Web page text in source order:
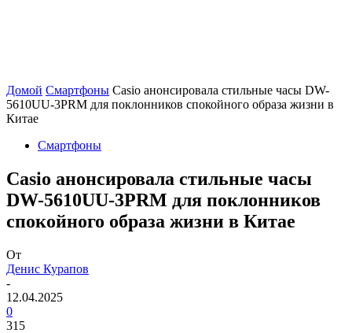
Домой Смартфоны Casio анонсировала стильные часы DW-
5610UU-3PRM для поклонников спокойного образа жизни в
Китае
Смартфоны
Casio анонсировала стильные часы
DW-5610UU-3PRM для поклонников
спокойного образа жизни в Китае
От
Денис Курапов
-
12.04.2025
0
315